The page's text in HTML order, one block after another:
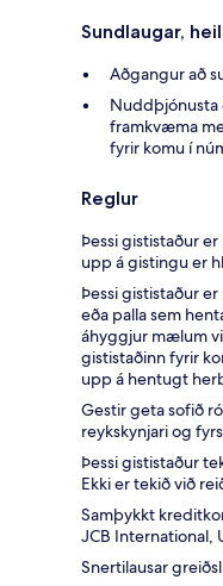
Sundlaugar,
Aðgangur að
Nuddþjónusta
framkvæma
fyrir komu í
Reglur
Þessi gististaður
upp á gistingu er
Þessi gististaður
eða palla sem
áhyggjur mælum
gististaðinn fyrir
upp á hentugt
Gestir geta sofið
reykskynjari og
Þessi gististaður
Ekki er tekið við
Samþykkt
JCB International,
Snertilausar